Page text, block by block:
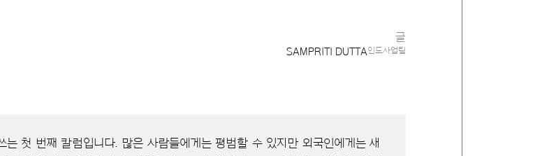
글
SAMPRITI DUTTA인도사업팀
는 첫 번째 칼럼입니다. 많은 사람들에게는 평범할 수 있지만 외국인에게는 새